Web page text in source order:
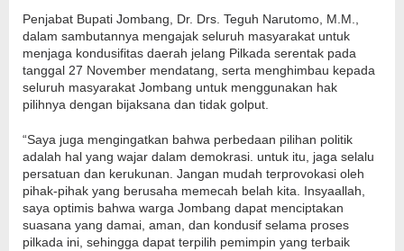
Penjabat Bupati Jombang, Dr. Drs. Teguh Narutomo, M.M.,
dalam sambutannya mengajak seluruh masyarakat untuk
menjaga kondusifitas daerah jelang Pilkada serentak pada
tanggal 27 November mendatang, serta menghimbau kepada
seluruh masyarakat Jombang untuk menggunakan hak
pilihnya dengan bijaksana dan tidak golput.
“Saya juga mengingatkan bahwa perbedaan pilihan politik
adalah hal yang wajar dalam demokrasi. untuk itu, jaga selalu
persatuan dan kerukunan. Jangan mudah terprovokasi oleh
pihak-pihak yang berusaha memecah belah kita. Insyaallah,
saya optimis bahwa warga Jombang dapat menciptakan
suasana yang damai, aman, dan kondusif selama proses
pilkada ini, sehingga dapat terpilih pemimpin yang terbaik